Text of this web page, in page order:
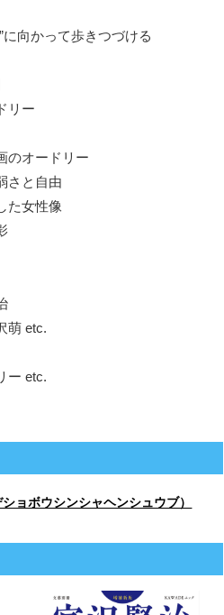
向かって歩きつづける
リー
のオードリー
さと自由
た女性像
萌 etc.
ー etc.
ョボウシンシャヘンシュウブ）